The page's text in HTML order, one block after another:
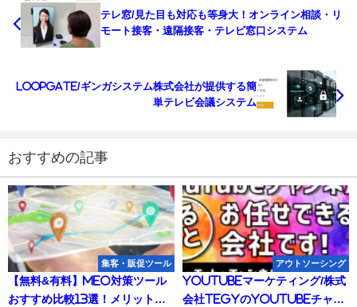
テレ窓/見た目も対応も等身大！オンライン相談・リ
モート接客・遠隔接客・テレビ窓口システム
LoopGate/ギンガシステム株式会社が提供する簡
単テレビ会議システム
おすすめの記事
集客・販促ツール
【無料&有料】MEO対策ツール
おすすめ比較13選！メリットや
アウトソーシング
YouTubeマーケティング/株式
会社tegyのYouTubeチャン